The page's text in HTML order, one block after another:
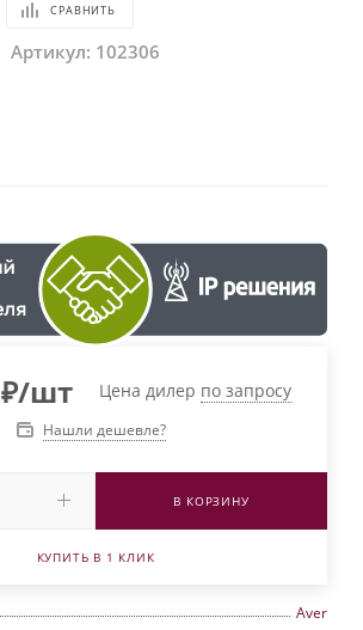
СРАВНИТЬ
Артикул: 102306
₽/шт Цена дилер по запросу
Нашли дешевле?
В КОРЗИНУ
КУПИТЬ В 1 КЛИК
Aver